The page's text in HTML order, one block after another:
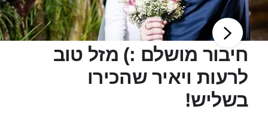
חיבור מושלם :) מזל טוב
לרעות ויאיר שהכירו
בשליש!